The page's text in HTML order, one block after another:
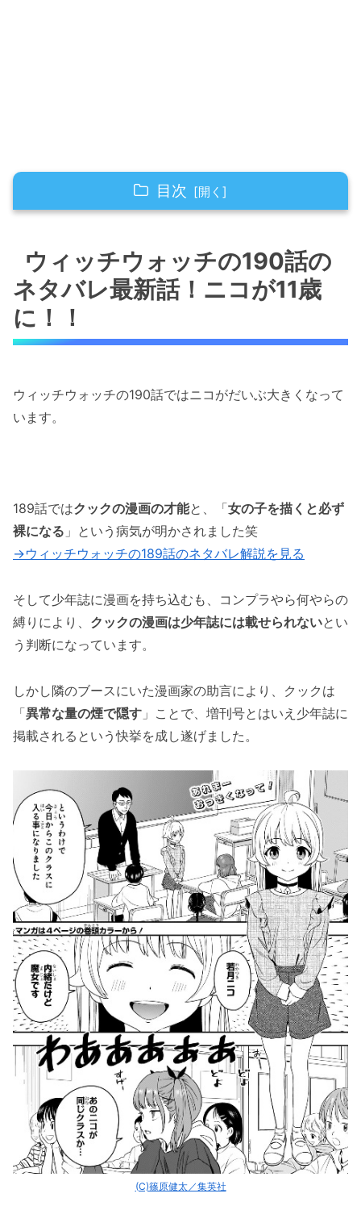
目次
ニコが11歳に！！
ウィッチウォッチの190話のネタバレ最新話！
光の蝶が出現！！
ウィッチウォッチの190話のネタバレ最新話！
ウィッチウォッチの190話のネタバレ最新話！
みんなでおしっこへ笑
「ウィッチウォッチの190話のネタバレ最新
話！モリヒト達が子供に！！」まとめ
ウィッチウォッチの190話の
ネタバレ最新話！ニコが11歳
に！！
ウィッチウォッチの190話ではニコがだいぶ大きくなって
います。
189話ではクックの漫画の才能と、「女の子を描くと必ず
裸になる 」という病気が明かされました笑
→ウィッチウォッチの189話のネタバレ解説を見る
そして少年誌に漫画を持ち込むも、コンプラやら何やらの
縛りにより、 クックの漫画は少年誌には載せられないとい
う判断になっています。
しかし隣のブースにいた漫画家の助言により、クックは
「異常な量の煙で隠す 」ことで、増刊号とはいえ少年誌に
掲載されるという快挙を成し遂げました。
(C)篠原健太／集英社